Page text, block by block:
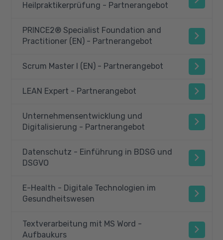
Heilpraktikerprüfung - Partnerangebot
PRINCE2® Specialist Foundation and
Practitioner (EN) - Partnerangebot
Scrum Master I (EN) - Partnerangebot
LEAN Expert - Partnerangebot
Unternehmensentwicklung und
Digitalisierung - Partnerangebot
Datenschutz - Einführung in BDSG und
DSGVO
E-Health - Digitale Technologien im
Gesundheitswesen
Textverarbeitung mit MS Word -
Aufbaukurs